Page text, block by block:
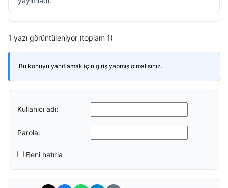
1 yazı görüntüleniyor (toplam 1)
Bu konuyu yanıtlamak için giriş yapmış olmalısınız.
Kullanıcı adı:
Parola:
Beni hatırla